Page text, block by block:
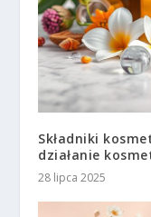
Składniki
działanie
28 lipca 2025